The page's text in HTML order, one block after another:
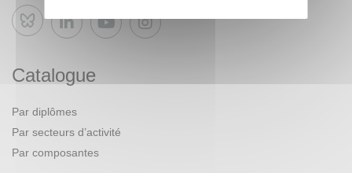
Bluesky
Catalogue
Par diplômes
Par secteurs d’activité
Par composantes